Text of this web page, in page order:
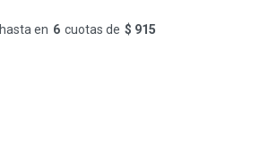
hasta en 6 cuotas de $ 915